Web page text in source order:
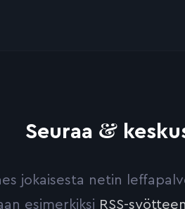
Seuraa &
jokaisesta netin
esimerkiksi RSS-syötteen